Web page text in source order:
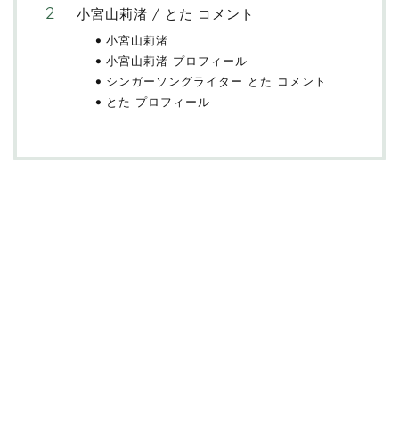
小宮山莉渚 / とた コメント
小宮山莉渚
小宮山莉渚 プロフィール
シンガーソングライター とた コメント
とた プロフィール